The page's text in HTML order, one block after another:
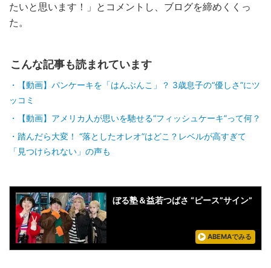
たいと思います！」とコメントし、ブログを締めくくっ
た。
こんな記事も読まれています
【動画】パンケーキを「はんぶんこ」？ 3歳息子の“優しさ”にツ
ッコミ
【動画】アメリカ人が思いを馳せる“フィッシュケーキ”って何？
踏んだら大変！ “落としたオレオ”はどこ？レベルが高すぎて
「見つけられない」の声も
ぼる塾＆益若つばさ “ピース”サイン”
ABEMAでみる